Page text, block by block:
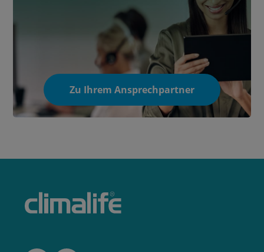
Zu Ihrem Ansprechpartner